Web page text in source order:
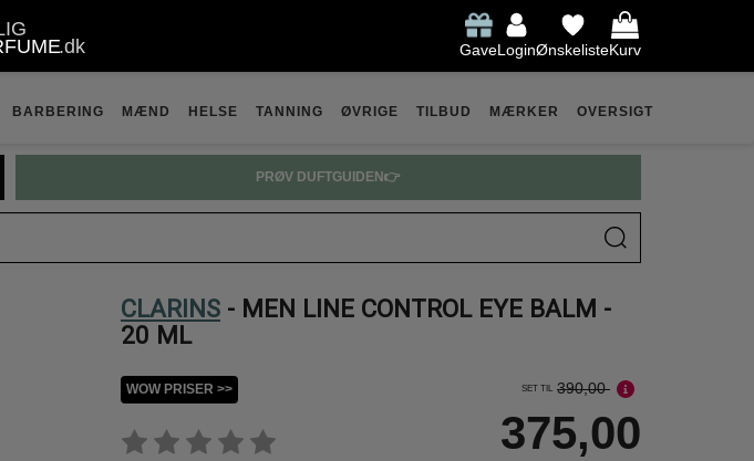
GaveLoginØnskelisteKurv
BARBERING MÆND HELSE TANNING ØVRIGE TILBUD MÆRKER OVERSIGT
PRØV DUFTGUIDEN👉
CLARINS - MEN LINE CONTROL EYE BALM -
20 ML
WOW PRISER >> SET TIL 390,00
375,00